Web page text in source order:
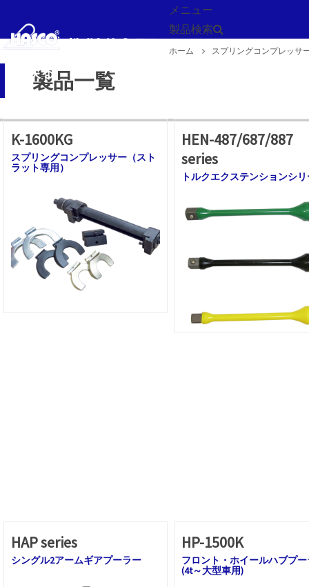
メニュー
製品検索
ホーム スプリングコンプレッサ
製品一覧
K-1600KG
スプリングコンプレッサー（スト
ラット専用）
HEN-487/687/887
series
トルクエクステンションシ
HAP series
シングル2アームギアプーラー
HP-1500K
フロント・ホイールハブプ
(4t～大型車用)
戻る